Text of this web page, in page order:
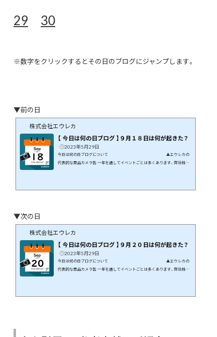
29
30
※数字をクリックするとその日のブログにジャンプします。
▼前の日
株式会社エウレカ
【 今日は何の日ブログ 】９月１８日は何が起きた？
2023年5月29日
今日は何の日ブログについて ▲エウレカの
代表的な商品カメラ缶 一年を通してイベントごとは多くあります。弊社株式
▼次の日
株式会社エウレカ
【 今日は何の日ブログ 】９月２０日は何が起きた？
2023年5月29日
今日は何の日ブログについて ▲エウレカの
代表的な商品カメラ缶 一年を通してイベントごとは多くあります。弊社株式